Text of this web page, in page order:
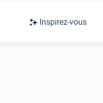
Inspirez-vous